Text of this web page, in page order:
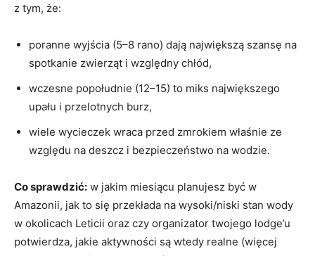
z tym, że:
poranne wyjścia (5–8 rano) dają największą szansę na
spotkanie zwierząt i względny chłód,
wczesne popołudnie (12–15) to miks największego
upału i przelotnych burz,
wiele wycieczek wraca przed zmrokiem właśnie ze
względu na deszcz i bezpieczeństwo na wodzie.
Co sprawdzić: w jakim miesiącu planujesz być w
Amazonii, jak to się przekłada na wysoki/niski stan wody
w okolicach Leticii oraz czy organizator twojego lodge’u
potwierdza, jakie aktywności są wtedy realne (więcej